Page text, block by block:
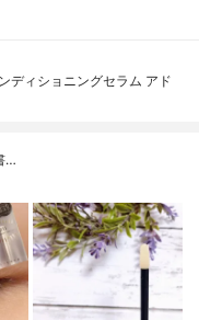
ディショニングセラム アド
…